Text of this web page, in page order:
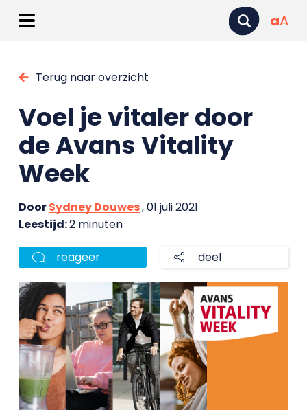
aA
Terug naar overzicht
Voel je vitaler door
de Avans Vitality
Week
DoorSydney Douwes, 01 juli 2021
Leestijd:2 minuten
reageer deel